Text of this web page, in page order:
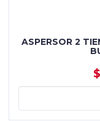
ASPERSOR 2